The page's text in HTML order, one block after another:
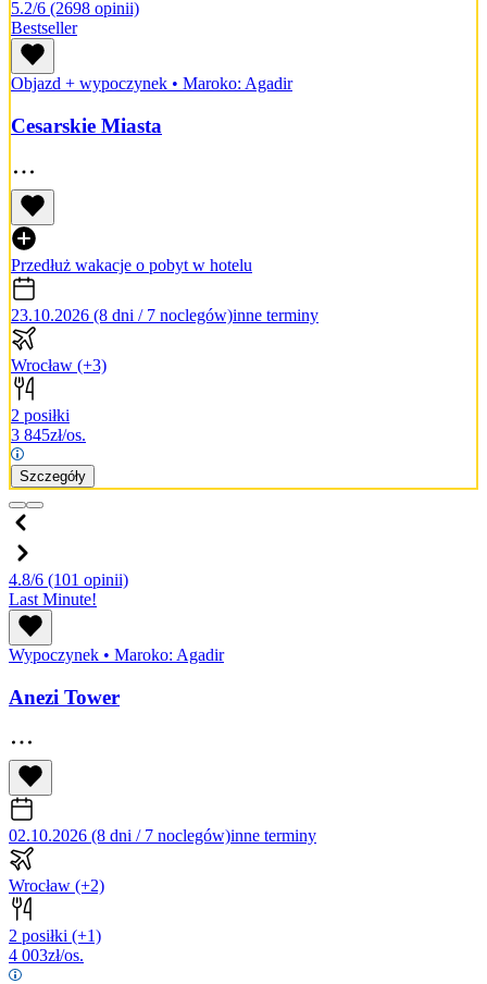
5.2/6 (2698 opinii)
Bestseller
Objazd + wypoczynek • Maroko: Agadir
Cesarskie Miasta
Przedłuż wakacje o pobyt w hotelu
23.10.2026 (8 dni / 7 noclegów)inne terminy
Wrocław (+3)
2 posiłki
3 845zł/os.
Szczegóły
4.8/6 (101 opinii)
Last Minute!
Wypoczynek • Maroko: Agadir
Anezi Tower
02.10.2026 (8 dni / 7 noclegów)inne terminy
Wrocław (+2)
2 posiłki (+1)
4 003zł/os.